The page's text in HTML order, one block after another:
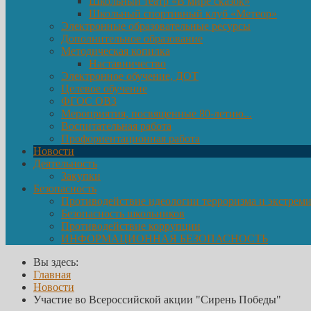
Школьный спортивный клуб «Метеор»
Электронные образовательные ресурсы
Дополнительное образование
Методическая копилка
Наставничество
Электронное обучение, ДОТ
Целевое обучение
ФГОС ОВЗ
Мероприятия, посвященные 80-летию...
Воспитательная работа
Профориентационная работа
Новости
Деятельность
Закупки
Безопасность
Противодействие идеологии терроризма и
Безопасность школьников
Противодействие коррупции
ИНФОРМАЦИОННАЯ БЕЗОПАСНОСТЬ
Вы здесь:
Главная
Новости
Участие во Всероссийской акции "Сирень Победы"